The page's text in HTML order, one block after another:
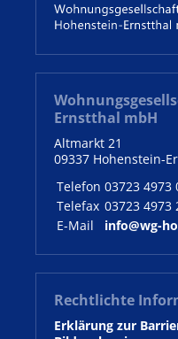
Ernstthal mbH
Altmarkt 21
09337 Hohenstein-
Telefon 03723 4973
Telefax 03723 4973
E-Mail
info@wg-
Rechtlichte
Erklärung zur